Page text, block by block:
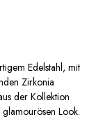
Edelstahl, mit
Zirkonia
der Kollektion
Look.